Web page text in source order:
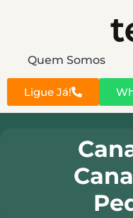
Quem Somos
Ligue Já!